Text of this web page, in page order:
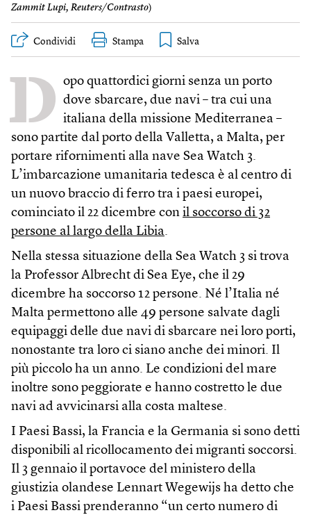
Zammit Lupi, Reuters/Contrasto)
Condividi Stampa
D opo quattordici giorni senza un porto
dove sbarcare, due navi – tra cui una
italiana della missione Mediterranea –
sono partite dal porto della Valletta, a Malta, per
portare rifornimenti alla nave Sea Watch 3.
L’imbarcazione umanitaria tedesca è al centro di
un nuovo braccio di ferro tra i paesi europei,
cominciato il 22 dicembre con il soccorso di 32
persone al largo della Libia.
Nella stessa situazione della Sea Watch 3 si trova
la Professor Albrecht di Sea Eye, che il 29
dicembre ha soccorso 12 persone. Né l’Italia né
Malta permettono alle 49 persone salvate dagli
equipaggi delle due navi di sbarcare nei loro porti,
nonostante tra loro ci siano anche dei minori. Il
più piccolo ha un anno. Le condizioni del mare
inoltre sono peggiorate e hanno costretto le due
navi ad avvicinarsi alla costa maltese.
I Paesi Bassi, la Francia e la Germania si sono detti
disponibili al ricollocamento dei migranti soccorsi.
Il 3 gennaio il portavoce del ministero della
giustizia olandese Lennart Wegewijs ha detto che
i Paesi Bassi prenderanno “un certo numero di